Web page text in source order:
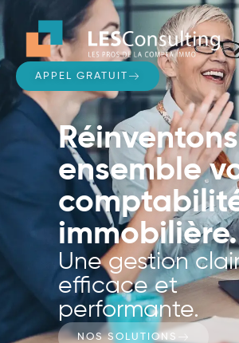
APPEL GRATUIT
Réinventons
ensemble
immobilière.
Une gestion
efficace et
performante.
NOS SOLUTIONS